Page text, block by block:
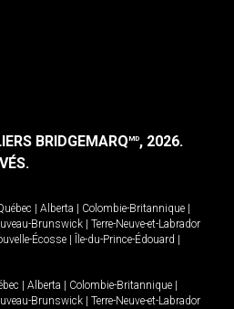
BRIDGEMARQMD, 2026.
Alberta Colombie-Britannique
Brunswick
Terre-Neuve-et-Labrador
Écosse Île-du-Prince-Édouard
Alberta Colombie-Britannique
Brunswick
Terre-Neuve-et-Labrador